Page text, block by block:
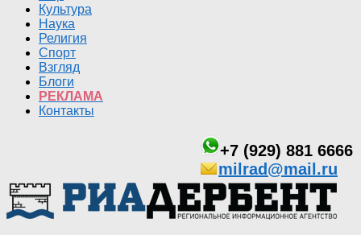
Культура
Наука
Религия
Спорт
Взгляд
Блоги
РЕКЛАМА
Контакты
+7 (929) 881 6666
milrad@mail.ru